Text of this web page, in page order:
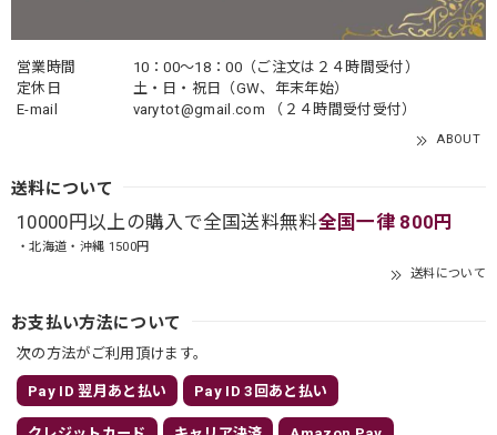
営業時間
10：00〜18：00（ご注文は２４時間受付）
定休日
土・日・祝日（GW、年末年始）
E-mail
varytot@gmail.com （２４時間受付受付）
ABOUT
送料について
10000円以上の購入で全国送料無料全国一律 800円
・北海道・沖縄 1500円
送料について
お支払い方法について
次の方法がご利用頂けます。
Pay ID 翌月あと払い Pay ID 3回あと払い